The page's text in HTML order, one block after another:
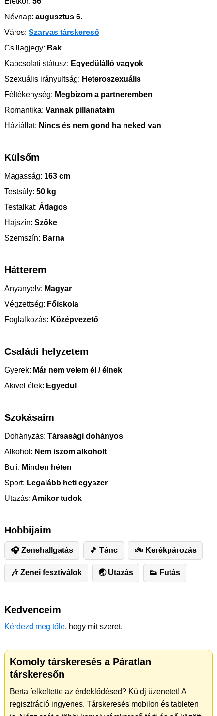
Névnap: augusztus 6.
Város: Szarvas társkereső
Csillagjegy: Bak
Kapcsolati státusz: Egyedülálló vagyok
Szexuális irányultság: Heteroszexuális
Féltékenység: Megbízom a partneremben
Romantika: Vannak pillanataim
Háziállat: Nincs és nem gond ha neked van
Külsőm
Magasság: 163 cm
Testsúly: 50 kg
Testalkat: Átlagos
Hajszín: Szőke
Szemszín: Barna
Hátterem
Anyanyelv: Magyar
Végzettség: Főiskola
Foglalkozás: Középvezető
Családi helyzetem
Gyerek: Már nem velem él / élnek
Akivel élek: Egyedül
Szokásaim
Dohányzás: Társasági dohányos
Alkohol: Nem iszom alkoholt
Buli: Minden héten
Sport: Legalább heti egyszer
Utazás: Amikor tudok
Hobbijaim
🎧 Zenehallgatás 🎵 Tánc 🚲 Kerékpározás
🎶 Zenei fesztiválok 🌏 Utazás 👟 Futás
Kedvenceim
Kérdezd meg tőle, hogy mit szeret.
Komoly társkeresés a Páratlan
társkeresőn
Berta felkeltette az érdeklődésed? Küldj üzenetet! A
regisztráció ingyenes. Társkeresés mobilon és tableten